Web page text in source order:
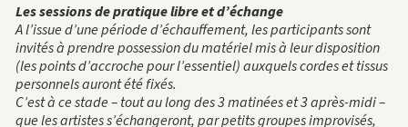
Les sessions de pratique libre et d’échange
A l’issue d’une période d’échauffement, les participants sont
invités à prendre possession du matériel mis à leur disposition
(les points d’accroche pour l’essentiel) auxquels cordes et tissus
personnels auront été fixés.
C’est à ce stade – tout au long des 3 matinées et 3 après-midi –
que les artistes s’échangeront, par petits groupes improvisés,